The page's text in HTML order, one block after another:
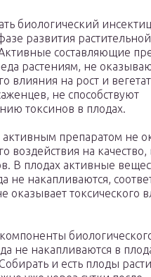
биологический
развития растительной
составляющие
растениям, не
влияния на рост и
не способствуют
токсинов в плодах.
активным препаратом не
воздействия на качество,
В плодах активные
не накапливаются,
оказывает токсического
не накапливаются в
и есть плоды